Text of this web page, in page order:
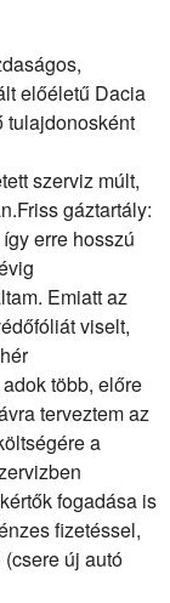
előéletű Dacia
tulajdonosként
szerviz múlt,
gáztartály:
erre hosszú
Emiatt az
viselt,
több, előre
terveztem az
a
fogadása is
fizetéssel,
új autó